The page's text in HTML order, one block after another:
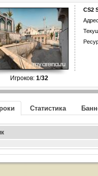
Игроков: 1/32
CS2
Статистика